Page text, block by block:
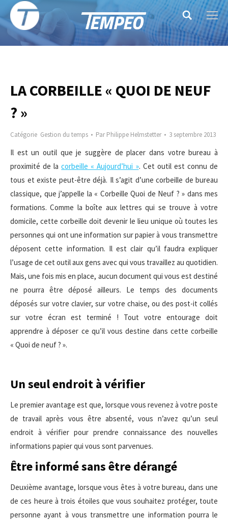
Search:
LA CORBEILLE « QUOI DE NEUF
? »
Catégorie Gestion du temps ParPhilippe Helmstetter 3 septembre 2013
Il est un outil que je suggère de placer dans votre bureau à
proximité de lacorbeille « Aujourd’hui ». Cet outil est connu de
tous et existe peut-être déjà. Il s’agit d’une corbeille de bureau
classique, que j’appelle la « Corbeille Quoi de Neuf ? » dans mes
formations. Comme la boîte aux lettres qui se trouve à votre
domicile, cette corbeille doit devenir le lieu unique où toutes les
personnes qui ont une information sur papier à vous transmettre
déposent cette information. Il est clair qu’il faudra expliquer
l’usage de cet outil aux gens avec qui vous travaillez au quotidien.
Mais, une fois mis en place, aucun document qui vous est destiné
ne pourra être déposé ailleurs. Le temps des documents
déposés sur votre clavier, sur votre chaise, ou des post-it collés
sur votre écran est terminé ! Tout votre entourage doit
apprendre à déposer ce qu’il vous destine dans cette corbeille
« Quoi de neuf ? ».
Un seul endroit à vérifier
Le premier avantage est que, lorsque vous revenez à votre poste
de travail après vous être absenté, vous n’avez qu’un seul
endroit à vérifier pour prendre connaissance des nouvelles
informations papier qui vous sont parvenues.
Être informé sans être dérangé
Deuxième avantage, lorsque vous êtes à votre bureau, dans une
de ces heure à trois étoiles que vous souhaitez protéger, toute
personne ayant à vous transmettre une information pourra le